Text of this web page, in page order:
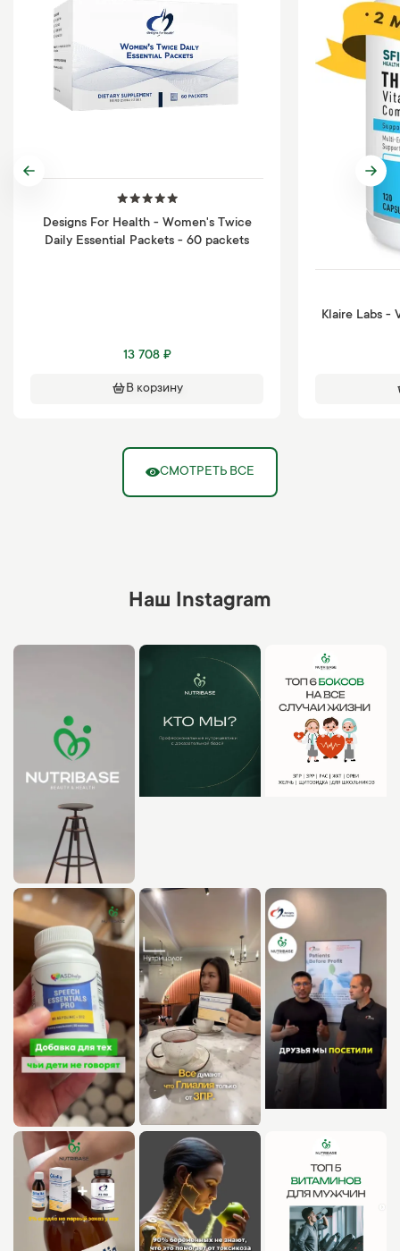
Designs For Health - Women's Twice
Daily Essential Packets - 60 packets
13 708 ₽
В корзину
Klaire Labs -
СМОТРЕТЬ ВСЕ
Наш Instagram